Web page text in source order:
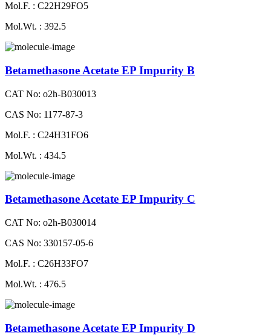
Mol.F. : C22H29FO5
Mol.Wt. : 392.5
Betamethasone Acetate EP Impurity B
CAT No: o2h-B030013
CAS No: 1177-87-3
Mol.F. : C24H31FO6
Mol.Wt. : 434.5
Betamethasone Acetate EP Impurity C
CAT No: o2h-B030014
CAS No: 330157-05-6
Mol.F. : C26H33FO7
Mol.Wt. : 476.5
Betamethasone Acetate EP Impurity D